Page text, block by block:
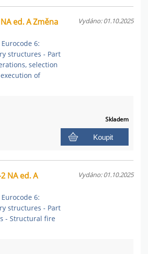
ed. A Změna
6:
structures - Part
selection
of
Vydáno: 01.10.2025
Skladem
Koupit
NA ed. A
6:
structures - Part
- Structural fire
Vydáno: 01.10.2025